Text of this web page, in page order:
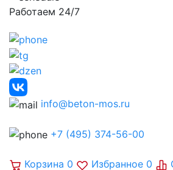
Работаем 24/7
info@beton-mos.ru
+7 (495) 374-56-00
Корзина 0 Избранное 0